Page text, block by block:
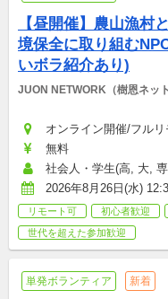
【昼開催】農山漁村
境保全に取り組む
いボラ紹介あり)
JUON NETWORK（樹恩ネッ
オンライン開催/フル
無料
社会人・学生(高, 大,
2026年8月26日(水)
リモート可 初心者歓迎
世代を超えた参加歓迎
単発ボランティア 新着